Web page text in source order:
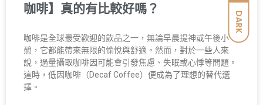
DARK
咖啡】真的有比較好嗎？
咖啡是全球最受歡迎的飲品之一，無論早晨提神或午後小
憩，它都能帶來無限的愉悅與舒適。然而，對於一些人來
說，過量攝取咖啡因可能會引發焦慮、失眠或心悸等問題。
這時，低因咖啡（Decaf Coffee）便成為了理想的替代選
擇。